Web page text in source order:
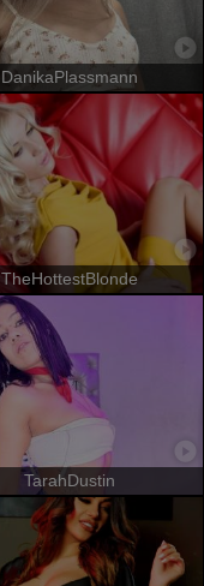
DanikaPlassmann
TheHottestBlonde
TarahDustin